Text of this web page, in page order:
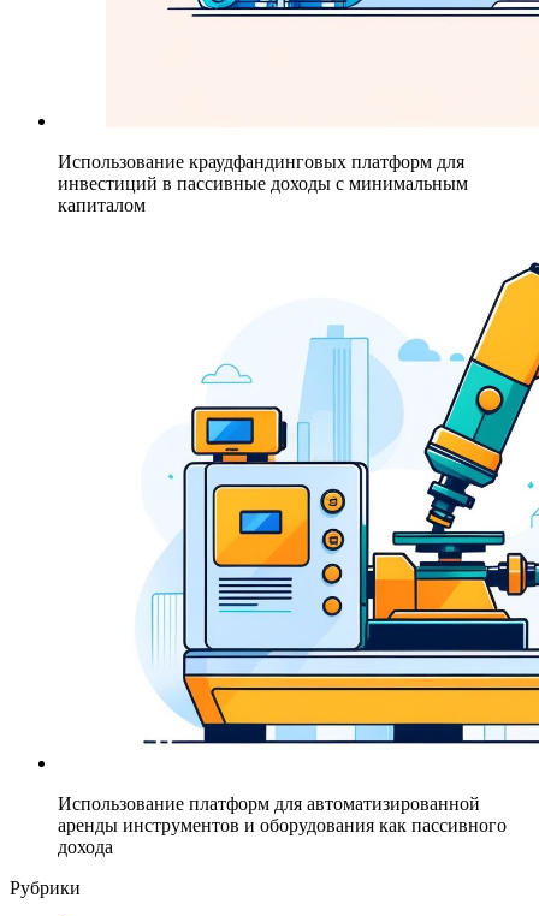
Использование краудфандинговых платформ для
инвестиций в пассивные доходы с минимальным
капиталом
Использование платформ для автоматизированной
аренды инструментов и оборудования как пассивного
дохода
Рубрики